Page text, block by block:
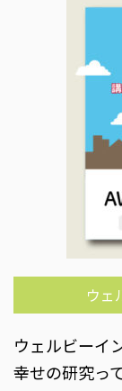
ウェ
ウェルビーイ
幸せの研究っ